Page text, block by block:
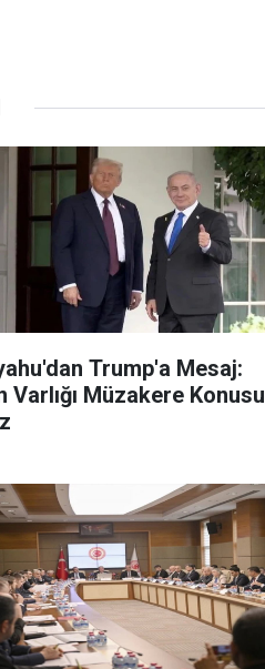
Trump'a Mesaj:
Varlığı Müzakere Konusu